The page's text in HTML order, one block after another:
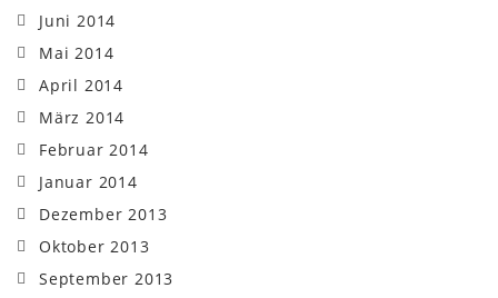
Juni 2014
Mai 2014
April 2014
März 2014
Februar 2014
Januar 2014
Dezember 2013
Oktober 2013
September 2013